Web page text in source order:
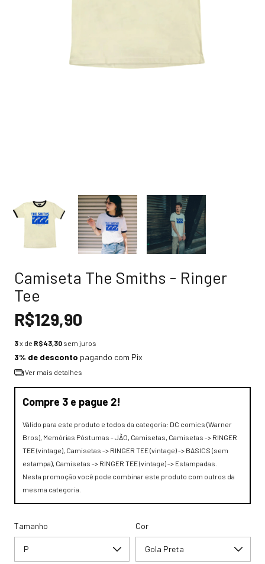
Camiseta The Smiths - Ringer
Tee
R$129,90
3x de R$43,30 sem juros
3% de desconto pagando com Pix
Ver mais detalhes
Compre 3 e pague 2!
Válido para este produto e todos da categoria: DC comics (Warner
Bros), Memórias Póstumas - JÃO, Camisetas, Camisetas -> RINGER
TEE (vintage), Camisetas -> RINGER TEE (vintage) -> BASICS (sem
estampa), Camisetas -> RINGER TEE (vintage) -> Estampadas.
Nesta promoção você pode combinar este produto com outros da
mesma categoria.
Tamanho Cor